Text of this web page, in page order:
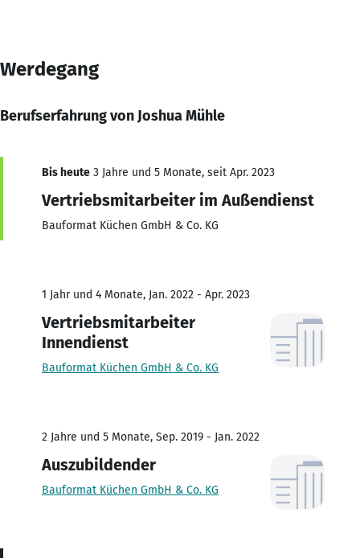
Werdegang
Berufserfahrung von Joshua Mühle
Bis heute 3 Jahre und 5 Monate, seit Apr. 2023
Vertriebsmitarbeiter im Außendienst
Bauformat Küchen GmbH & Co. KG
1 Jahr und 4 Monate, Jan. 2022 - Apr. 2023
Vertriebsmitarbeiter
Innendienst
Bauformat Küchen GmbH & Co. KG
2 Jahre und 5 Monate, Sep. 2019 - Jan. 2022
Auszubildender
Bauformat Küchen GmbH & Co. KG